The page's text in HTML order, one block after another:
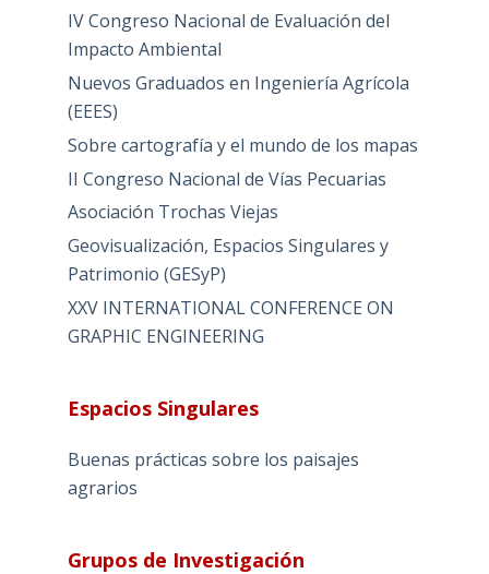
IV Congreso Nacional de Evaluación del
Impacto Ambiental
Nuevos Graduados en Ingeniería Agrícola
(EEES)
Sobre cartografía y el mundo de los mapas
II Congreso Nacional de Vías Pecuarias
Asociación Trochas Viejas
Geovisualización, Espacios Singulares y
Patrimonio (GESyP)
XXV INTERNATIONAL CONFERENCE ON
GRAPHIC ENGINEERING
Espacios Singulares
Buenas prácticas sobre los paisajes
agrarios
Grupos de Investigación